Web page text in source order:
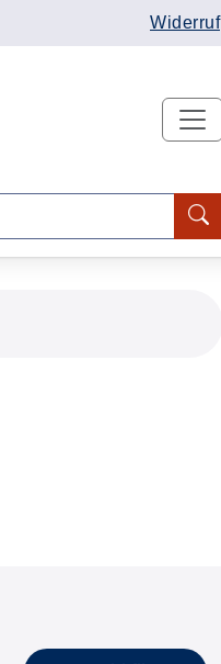
Widerruf